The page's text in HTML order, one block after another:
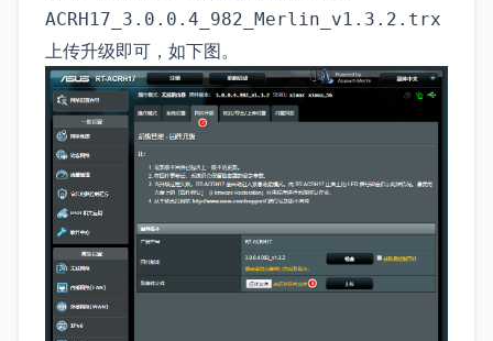
ACRH17_3.0.0.4_982_Merlin_v1.3.2.trx
上传升级即可，如下图。